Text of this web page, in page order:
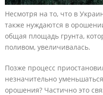
Несмотря на то, что в
также нуждаются в
общая площадь грунта,
поливом, увеличивалась.
Позже процесс
незначительно
орошения? Частично это